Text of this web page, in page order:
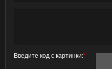
Введите код с картинки:*